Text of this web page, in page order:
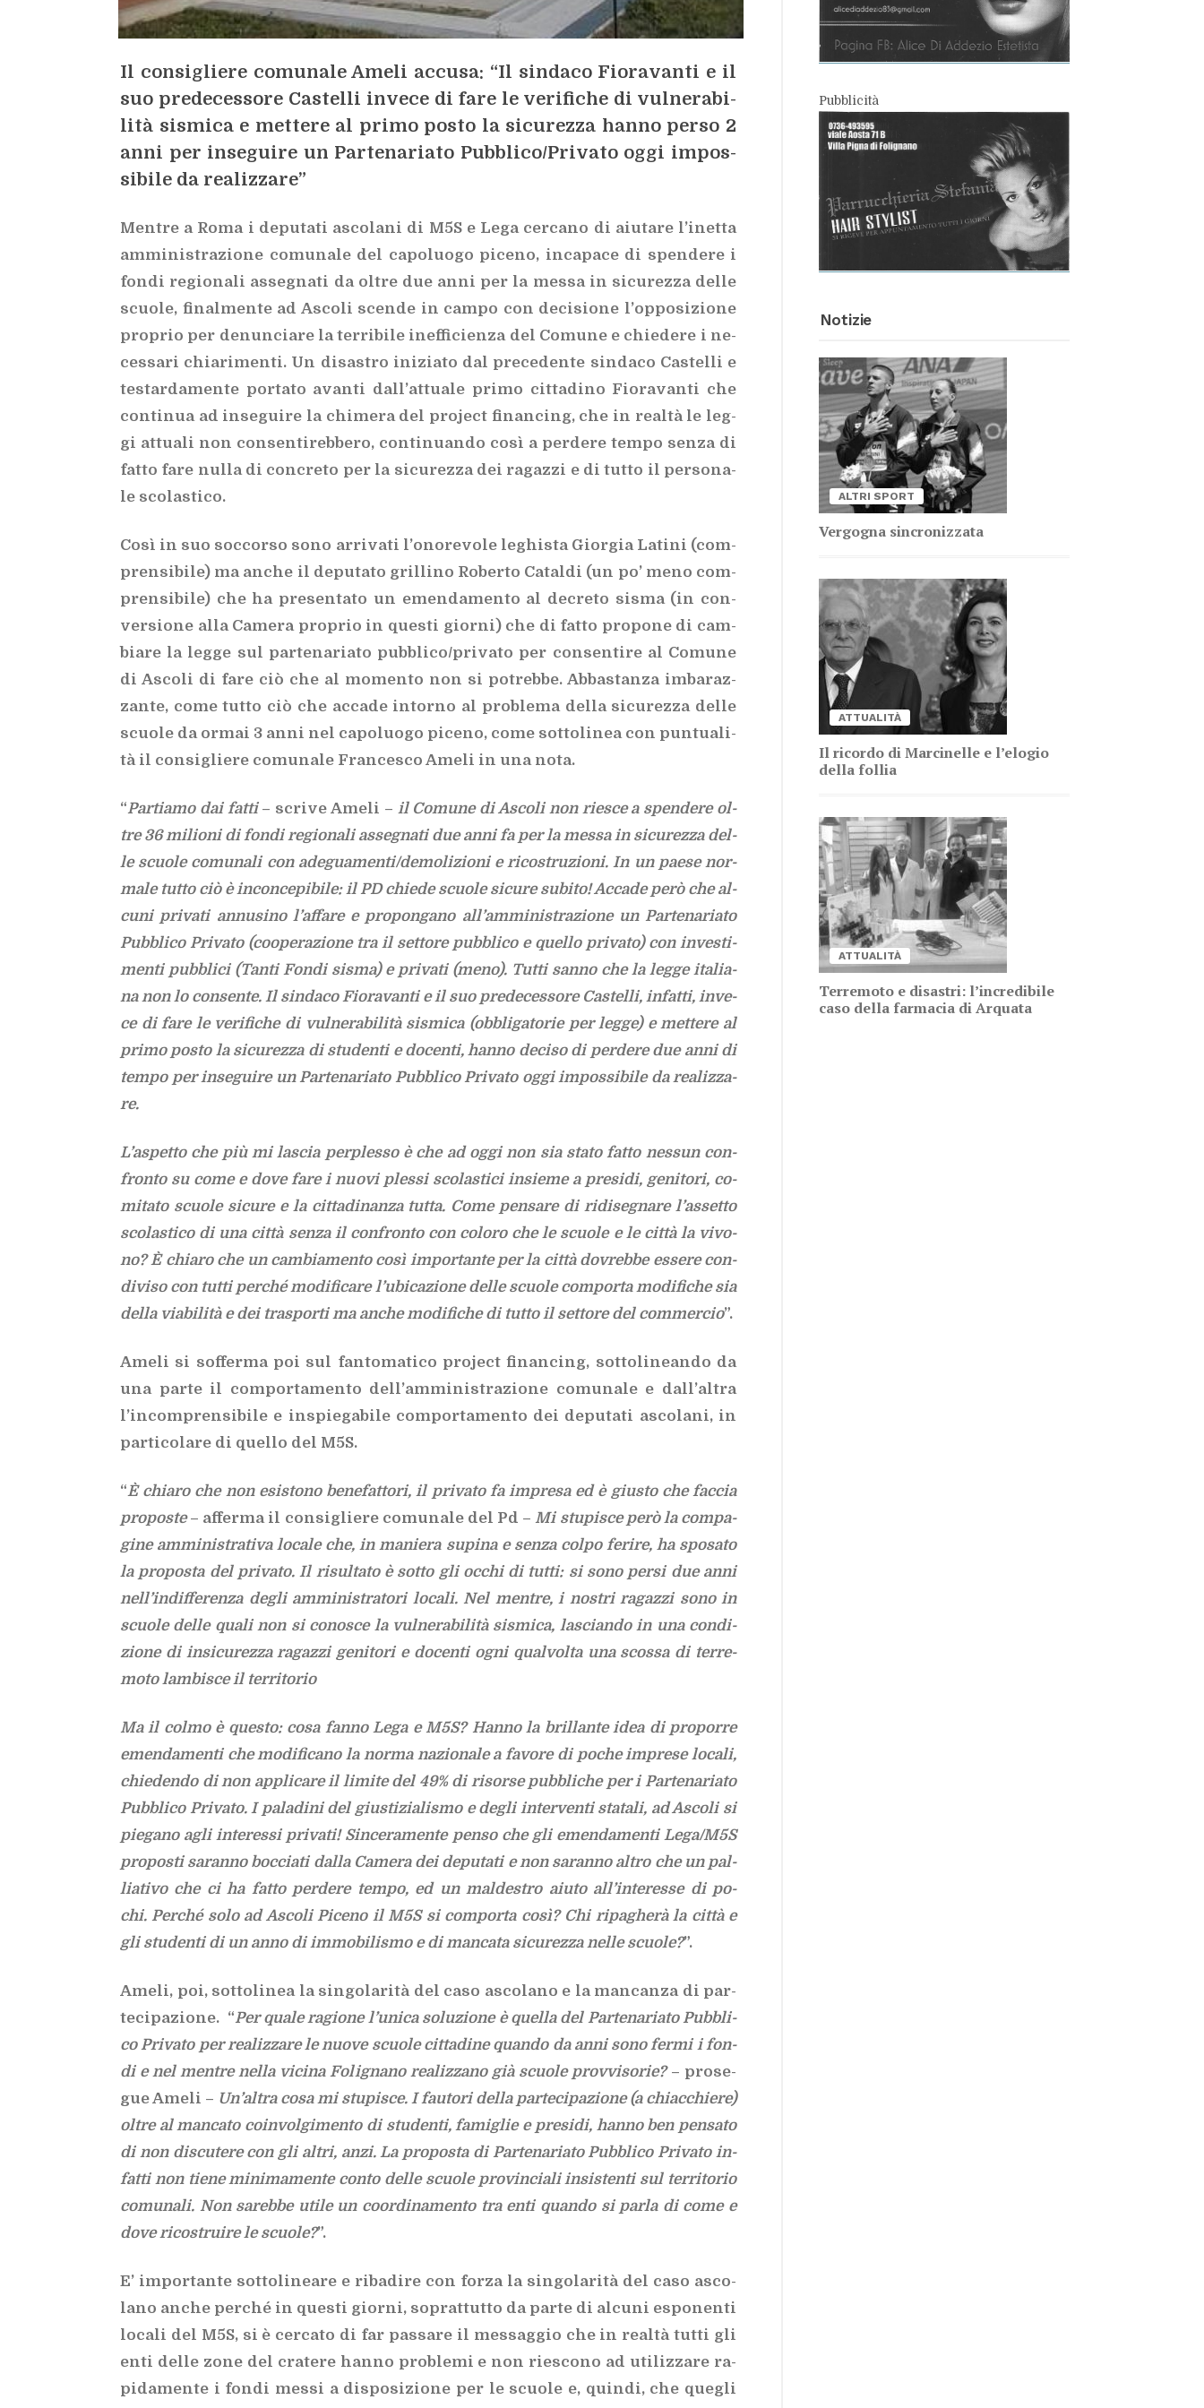
Il con­si­glie­re co­mu­na­le Ame­li ac­cu­sa: “Il sin­da­co Fio­ra­van­ti e il
suo pre­de­ces­so­re Ca­stel­li in­ve­ce di fare le ve­ri­fi­che di vul­ne­ra­bi­
li­tà si­smi­ca e met­te­re al pri­mo po­sto la si­cu­rez­za han­no per­so 2
anni per in­se­gui­re un Par­te­na­ria­to Pub­bli­co/​Pri­va­to oggi im­pos­
si­bi­le da rea­liz­za­re”
Men­tre a Roma i de­pu­ta­ti asco­la­ni di M5S e Lega cer­ca­no di aiu­ta­re l’i­net­ta
am­mi­ni­stra­zio­ne co­mu­na­le del ca­po­luo­go pi­ce­no, in­ca­pa­ce di spen­de­re i
fon­di re­gio­na­li as­se­gna­ti da ol­tre due anni per la mes­sa in si­cu­rez­za del­le
scuo­le, fi­nal­men­te ad Asco­li scen­de in cam­po con de­ci­sio­ne l’op­po­si­zio­ne
pro­prio per de­nun­cia­re la ter­ri­bi­le inef­fi­cien­za del Co­mu­ne e chie­de­re i ne­
ces­sa­ri chia­ri­men­ti. Un di­sa­stro ini­zia­to dal pre­ce­den­te sin­da­co Ca­stel­li e
te­star­da­men­te por­ta­to avan­ti dal­l’at­tua­le pri­mo cit­ta­di­no Fio­ra­van­ti che
con­ti­nua ad in­se­gui­re la chi­me­ra del pro­ject fi­nan­cing, che in real­tà le leg­
gi at­tua­li non con­sen­ti­reb­be­ro, con­ti­nuan­do così a per­de­re tem­po sen­za di
fat­to fare nul­la di con­cre­to per la si­cu­rez­za dei ra­gaz­zi e di tut­to il per­so­na­
le sco­la­sti­co.
Così in suo soc­cor­so sono ar­ri­va­ti l’o­no­re­vo­le le­ghi­sta Gior­gia La­ti­ni (com­
pren­si­bi­le) ma an­che il de­pu­ta­to gril­li­no Ro­ber­to Ca­tal­di (un po’ meno com­
pren­si­bi­le) che ha pre­sen­ta­to un emen­da­men­to al de­cre­to si­sma (in con­
ver­sio­ne alla Ca­me­ra pro­prio in que­sti gior­ni) che di fat­to pro­po­ne di cam­
bia­re la leg­ge sul par­te­na­ria­to pub­bli­co/​pri­va­to per con­sen­ti­re al Co­mu­ne
di Asco­li di fare ciò che al mo­men­to non si po­treb­be. Ab­ba­stan­za im­ba­raz­
zan­te, come tut­to ciò che ac­ca­de in­tor­no al pro­ble­ma del­la si­cu­rez­za del­le
scuo­le da or­mai 3 anni nel ca­po­luo­go pi­ce­no, come sot­to­li­nea con pun­tua­li­
tà il con­si­glie­re co­mu­na­le Fran­ce­sco Ame­li in una nota.
“Par­tia­mo dai fat­ti– scri­ve Ame­li – il Co­mu­ne di Asco­li non rie­sce a spen­de­re ol­
tre 36 mi­lio­ni di fon­di re­gio­na­li as­se­gna­ti due anni fa per la mes­sa in si­cu­rez­za del­
le scuo­le co­mu­na­li con ade­gua­men­ti/​de­mo­li­zio­ni e ri­co­stru­zio­ni. In un pae­se nor­
ma­le tut­to ciò è in­con­ce­pi­bi­le: il PD chie­de scuo­le si­cu­re su­bi­to! Ac­ca­de però che al­
cu­ni pri­va­ti an­nu­si­no l’af­fa­re e pro­pon­ga­no al­l’am­mi­ni­stra­zio­ne un Par­te­na­ria­to
Pub­bli­co Pri­va­to (coo­pe­ra­zio­ne tra il set­to­re pub­bli­co e quel­lo pri­va­to) con in­ve­sti­
men­ti pub­bli­ci (Tan­ti Fon­di si­sma) e pri­va­ti (meno). Tut­ti san­no che la leg­ge ita­lia­
na non lo con­sen­te. Il sin­da­co Fio­ra­van­ti e il suo pre­de­ces­so­re Ca­stel­li, in­fat­ti, in­ve­
ce di fare le ve­ri­fi­che di vul­ne­ra­bi­li­tà si­smi­ca (ob­bli­ga­to­rie per leg­ge) e met­te­re al
pri­mo po­sto la si­cu­rez­za di stu­den­ti e do­cen­ti, han­no de­ci­so di per­de­re due anni di
tem­po per in­se­gui­re un Par­te­na­ria­to Pub­bli­co Pri­va­to oggi im­pos­si­bi­le da rea­liz­za­
re.
L’a­spet­to che più mi la­scia per­ples­so è che ad oggi non sia sta­to fat­to nes­sun con­
fron­to su come e dove fare i nuo­vi ples­si sco­la­sti­ci in­sie­me a pre­si­di, ge­ni­to­ri, co­
mi­ta­to scuo­le si­cu­re e la cit­ta­di­nan­za tut­ta. Come pen­sa­re di ri­di­se­gna­re l’as­set­to
sco­la­sti­co di una cit­tà sen­za il con­fron­to con co­lo­ro che le scuo­le e le cit­tà la vi­vo­
no? È chia­ro che un cam­bia­men­to così im­por­tan­te per la cit­tà do­vreb­be es­se­re con­
di­vi­so con tut­ti per­ché mo­di­fi­ca­re l’u­bi­ca­zio­ne del­le scuo­le com­por­ta mo­di­fi­che sia
del­la via­bi­li­tà e dei tra­spor­ti ma an­che mo­di­fi­che di tut­to il set­to­re del com­mer­cio”.
Ame­li si sof­fer­ma poi sul fan­to­ma­ti­co pro­ject fi­nan­cing, sot­to­li­nean­do da
una par­te il com­por­ta­men­to del­l’am­mi­ni­stra­zio­ne co­mu­na­le e dal­l’al­tra
l’in­com­pren­si­bi­le e in­spie­ga­bi­le com­por­ta­men­to dei de­pu­ta­ti asco­la­ni, in
par­ti­co­la­re di quel­lo del M5S.
“È chia­ro che non esi­sto­no be­ne­fat­to­ri, il pri­va­to fa im­pre­sa ed è giu­sto che fac­cia
pro­po­ste– af­fer­ma il con­si­glie­re co­mu­na­le del Pd –Mi stu­pi­sce però la com­pa­
gi­ne am­mi­ni­stra­ti­va lo­ca­le che, in ma­nie­ra su­pi­na e sen­za col­po fe­ri­re, ha spo­sa­to
la pro­po­sta del pri­va­to. Il ri­sul­ta­to è sot­to gli oc­chi di tut­ti: si sono per­si due anni
nel­l’in­dif­fe­ren­za de­gli am­mi­ni­stra­to­ri lo­ca­li. Nel men­tre, i no­stri ra­gaz­zi sono in
scuo­le del­le qua­li non si co­no­sce la vul­ne­ra­bi­li­tà si­smi­ca, la­scian­do in una con­di­
zio­ne di in­si­cu­rez­za ra­gaz­zi ge­ni­to­ri e do­cen­ti ogni qual­vol­ta una scos­sa di ter­re­
mo­to lam­bi­sce il ter­ri­to­rio
Ma il col­mo è que­sto: cosa fan­no Lega e M5S? Han­no la bril­lan­te idea di pro­por­re
emen­da­men­ti che mo­di­fi­ca­no la nor­ma na­zio­na­le a fa­vo­re di po­che im­pre­se lo­ca­li,
chie­den­do di non ap­pli­ca­re il li­mi­te del 49% di ri­sor­se pub­bli­che per i Par­te­na­ria­to
Pub­bli­co Pri­va­to. I pa­la­di­ni del giu­sti­zia­li­smo e de­gli in­ter­ven­ti sta­ta­li, ad Asco­li si
pie­ga­no agli in­te­res­si pri­va­ti! Sin­ce­ra­men­te pen­so che gli emen­da­men­ti Lega/​M5S
pro­po­sti sa­ran­no boc­cia­ti dal­la Ca­me­ra dei de­pu­ta­ti e non sa­ran­no al­tro che un pal­
lia­ti­vo che ci ha fat­to per­de­re tem­po, ed un mal­de­stro aiu­to al­l’in­te­res­se di po­
chi. Per­ché solo ad Asco­li Pi­ce­no il M5S si com­por­ta così? Chi ri­pa­ghe­rà la cit­tà e
gli stu­den­ti di un anno di im­mo­bi­li­smo e di man­ca­ta si­cu­rez­za nel­le scuo­le?”.
Ame­li, poi, sot­to­li­nea la sin­go­la­ri­tà del caso asco­la­no e la man­can­za di par­
te­ci­pa­zio­ne. “Per qua­le ra­gio­ne l’u­ni­ca so­lu­zio­ne è quel­la del Par­te­na­ria­to Pub­bli­
co Pri­va­to per rea­liz­za­re le nuo­ve scuo­le cit­ta­di­ne quan­do da anni sono fer­mi i fon­
di e nel men­tre nel­la vi­ci­na Fo­li­gna­no rea­liz­za­no già scuo­le prov­vi­so­rie?– pro­se­
gue Ame­li – Un’al­tra cosa mi stu­pi­sce. I fau­to­ri del­la par­te­ci­pa­zio­ne (a chiac­chie­re)
ol­tre al man­ca­to coin­vol­gi­men­to di stu­den­ti, fa­mi­glie e pre­si­di, han­no ben pen­sa­to
di non di­scu­te­re con gli al­tri, anzi. La pro­po­sta di Par­te­na­ria­to Pub­bli­co Pri­va­to in­
fat­ti non tie­ne mi­ni­ma­men­te con­to del­le scuo­le pro­vin­cia­li in­si­sten­ti sul ter­ri­to­rio
co­mu­na­li. Non sa­reb­be uti­le un coor­di­na­men­to tra enti quan­do si par­la di come e
dove ri­co­strui­re le scuo­le?”.
E’ im­por­tan­te sot­to­li­nea­re e ri­ba­di­re con for­za la sin­go­la­ri­tà del caso asco­
la­no an­che per­ché in que­sti gior­ni, so­prat­tut­to da par­te di al­cu­ni espo­nen­ti
lo­ca­li del M5S, si è cer­ca­to di far pas­sa­re il mes­sag­gio che in real­tà tut­ti gli
enti del­le zone del cra­te­re han­no pro­ble­mi e non rie­sco­no ad uti­liz­za­re ra­
pi­da­men­te i fon­di mes­si a di­spo­si­zio­ne per le scuo­le e, quin­di, che que­gli
Pub­bli­ci­tà
No­ti­zie
AL­TRI SPORT
Ver­go­gna sin­cro­niz­za­ta
AT­TUA­LI­TÀ
Il ri­cor­do di Mar­ci­nel­le e l’e­lo­gio
del­la fol­lia
AT­TUA­LI­TÀ
Ter­re­mo­to e di­sa­stri: l’in­cre­di­bi­le
caso del­la far­ma­cia di Ar­qua­ta